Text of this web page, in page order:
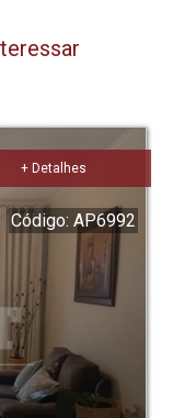
+ Detalhes
Código: AP6992